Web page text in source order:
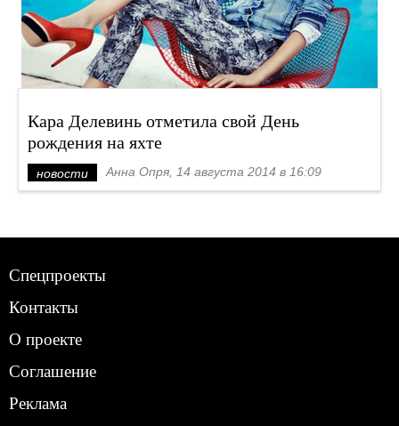
Кара Делевинь отметила свой День
рождения на яхте
новости Анна Опря, 14 августа 2014 в 16:09
Спецпроекты
Контакты
О проекте
Соглашение
Реклама